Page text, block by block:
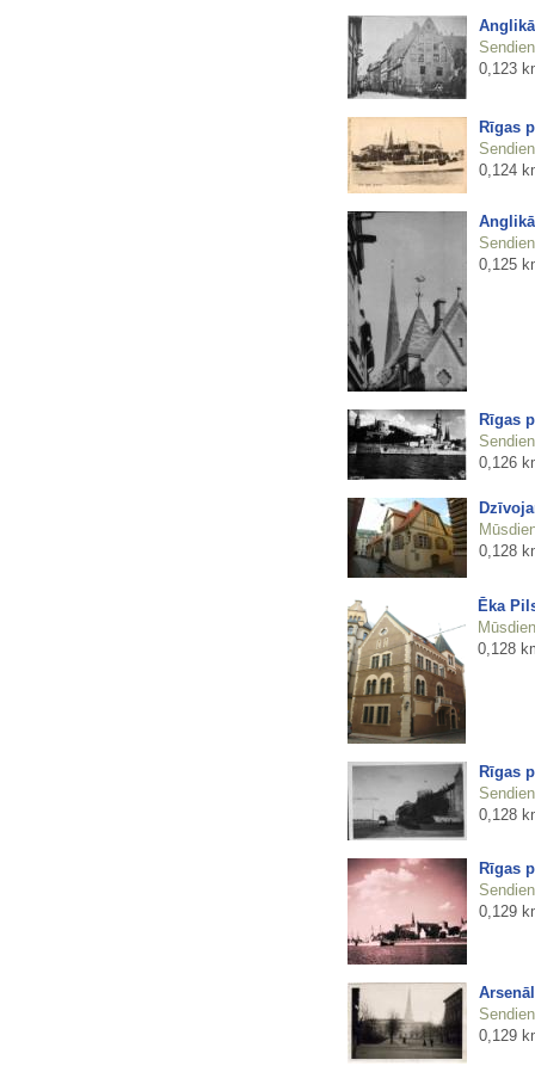
0,123
Rīgas
0,124
0,125
Rīgas
0,126
0,128
Ēka
0,128
Rīgas
0,128
Rīgas
0,129
0,129